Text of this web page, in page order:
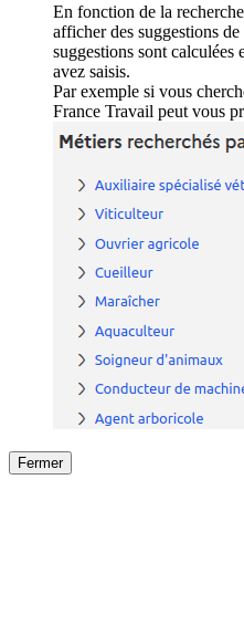
En fonction de la
afficher des suggestions
suggestions sont calculées
avez saisis.
Par exemple si vous
France Travail peut vous
Fermer